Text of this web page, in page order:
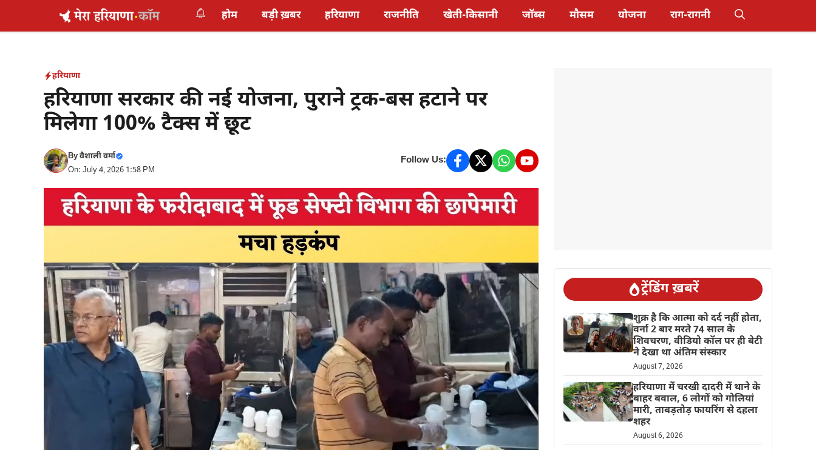
होम बड़ी ख़बर हरियाणा राजनीति खेती-किसानी जॉब्स मौसम योजना राग-रागनी
हरियाणा
हरियाणा सरकार की नई योजना, पुराने ट्रक-बस हटाने पर
मिलेगा 100% टैक्स में छूट
Byवैशाली वर्मा
On: July 4, 2026 1:58 PM
Follow Us:
ट्रेंडिंग ख़बरें
शुक्र है कि आत्मा को दर्द नहीं होता,
वर्ना 2 बार मरते 74 साल के
शिवचरण, वीडियो कॉल पर ही बेटी
ने देखा था अंतिम संस्कार
August 7, 2026
हरियाणा में चरखी दादरी में थाने के
बाहर बवाल, 6 लोगों को गोलियां
मारी, ताबड़तोड़ फायरिंग से दहला
शहर
August 6, 2026